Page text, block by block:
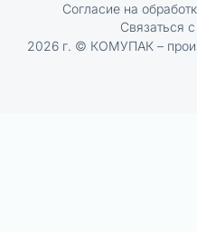
Согласие на
Связаться
2026 г. © КОМУПАК –